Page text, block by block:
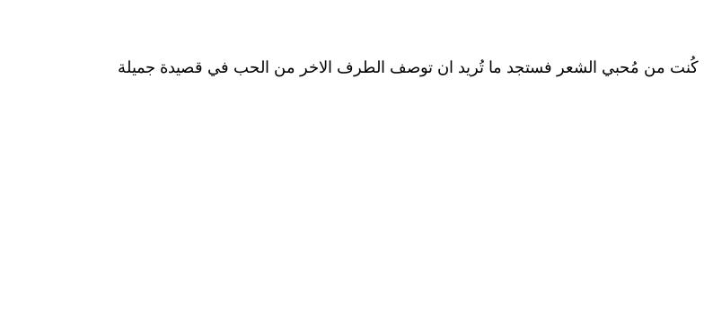
كُنت من مُحبي الشعر فستجد ما تُريد ان توصف الطرف الاخر من الحب في قصيدة جميلة